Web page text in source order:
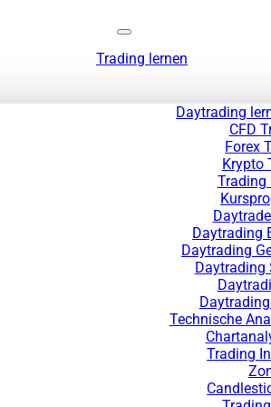
Trading lernen
Daytrading
CFD
Forex
Krypto
Trading
Daytrading
Daytrading
Daytrading
Technische
Trading